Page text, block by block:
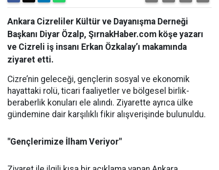
Ankara Cizreliler Kültür ve Dayanışma Derneği
Başkanı Diyar Özalp, ŞırnakHaber.com köşe yazarı
ve Cizreli iş insanı Erkan Özkalay’ı makamında
ziyaret etti.
Cizre’nin geleceği, gençlerin sosyal ve ekonomik
hayattaki rolü, ticari faaliyetler ve bölgesel birlik-
beraberlik konuları ele alındı. Ziyarette ayrıca ülke
gündemine dair karşılıklı fikir alışverişinde bulunuldu.
"Gençlerimize İlham Veriyor"